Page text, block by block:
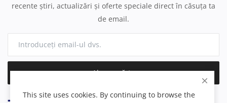
recente știri, actualizări și oferte speciale direct în căsuța ta
de email.
Abonează-te
This site uses cookies. By continuing to browse the